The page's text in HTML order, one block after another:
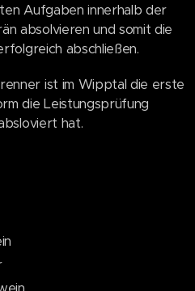
Aufgaben innerhalb der
absolvieren und somit die
abschließen.
ist im Wipptal die erste
die Leistungsprüfung
hat.